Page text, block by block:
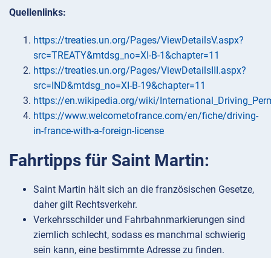
Quellenlinks:
https://treaties.un.org/Pages/ViewDetailsV.aspx?
src=TREATY&mtdsg_no=XI-B-1&chapter=11
https://treaties.un.org/Pages/ViewDetailsIII.aspx?
src=IND&mtdsg_no=XI-B-19&chapter=11
https://en.wikipedia.org/wiki/
https://www.welcometofrance.com/en/fiche/driving-
in-france-with-a-foreign-license
Fahrtipps für Saint Martin:
Saint Martin hält sich an die französischen Gesetze,
daher gilt Rechtsverkehr.
Verkehrsschilder und Fahrbahnmarkierungen sind
ziemlich schlecht, sodass es manchmal schwierig
sein kann, eine bestimmte Adresse zu finden.